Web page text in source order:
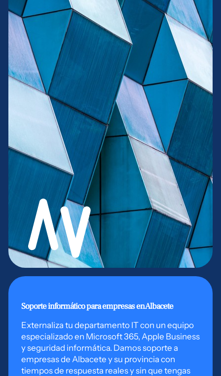
Soporte informático para empresas en Albacete
Externaliza tu departamento IT con un equipo
especializado en Microsoft 365, Apple Business
y seguridad informática. Damos soporte a
empresas de Albacete y su provincia con
tiempos de respuesta reales y sin que tengas